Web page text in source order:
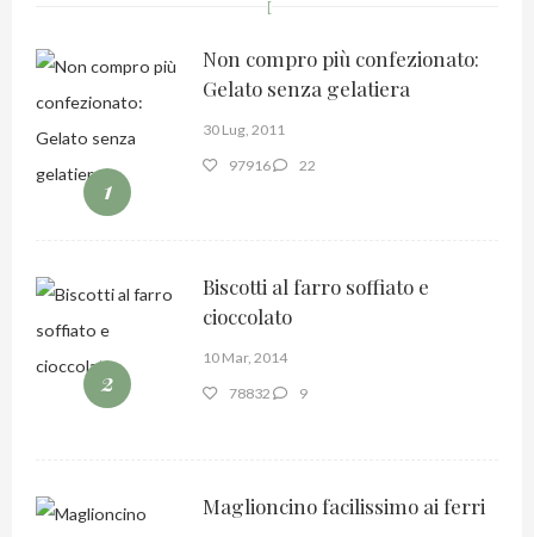
1
Non compro più confezionato:
Gelato senza gelatiera
30 Lug, 2011
97916
22
2
Biscotti al farro soffiato e
cioccolato
10 Mar, 2014
78832
9
Maglioncino facilissimo ai ferri